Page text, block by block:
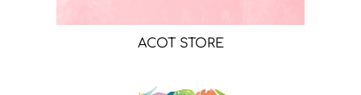
ACOT STORE